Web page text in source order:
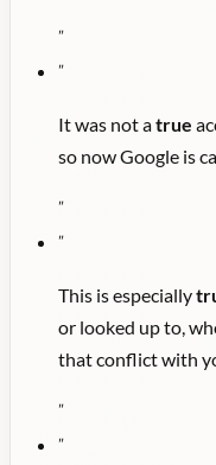
"
"
It was not atrue
so now Google is
"
"
This is especially
or looked up to,
that conflict with
"
"